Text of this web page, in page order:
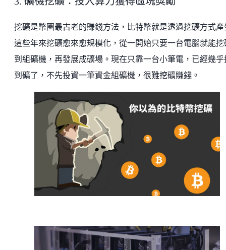
挖礦是幣圈最古老的賺錢方法，比特幣就是透過挖礦方式產
這些年來挖礦愈來愈規模化，從一開始只要一台電腦就能挖
到組礦機，再發展成礦場。現在只靠一台小筆電，已經幾乎
到礦了，不先投資一筆資金組礦機，很難挖礦賺錢。